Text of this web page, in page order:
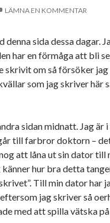
LÄMNA EN KOMMENTAR
sida dessa dagar.
har en förmåga att bli
skrivit om så försöker
som jag skriver här
sidan midnatt. Jag är i
till farbror doktorn –
att låna ut sin dator till
känner hur bra detta
Till min dator har
jag skriver så
med att spilla vätska